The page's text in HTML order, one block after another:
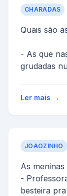
CHARADAS
Quais são
- As que
grudadas
Ler mais →
JOAOZINHO
As
-
besteira